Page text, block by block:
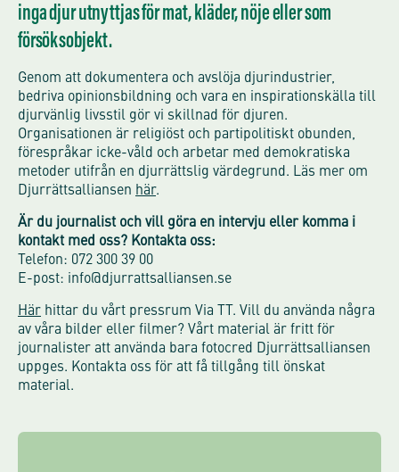
inga djur utnyttjas för mat, kläder, nöje eller som
försöksobjekt.
Genom att dokumentera och avslöja djurindustrier,
bedriva opinionsbildning och vara en inspirationskälla till
djurvänlig livsstil gör vi skillnad för djuren.
Organisationen är religiöst och partipolitiskt obunden,
förespråkar icke-våld och arbetar med demokratiska
metoder utifrån en djurrättslig värdegrund. Läs mer om
Djurrättsalliansen här.
Är du journalist och vill göra en intervju eller komma i
kontakt med oss? Kontakta oss:
Telefon: 072 300 39 00
E-post: info@djurrattsalliansen.se
Här hittar du vårt pressrum Via TT. Vill du använda några
av våra bilder eller filmer? Vårt material är fritt för
journalister att använda bara fotocred Djurrättsalliansen
uppges. Kontakta oss för att få tillgång till önskat
material.